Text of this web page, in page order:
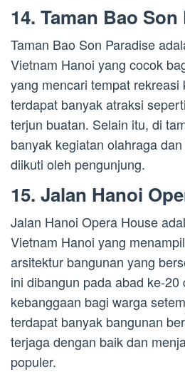
14. Taman Bao
Taman Bao Son Paradise
Vietnam Hanoi yang cocok
yang mencari tempat
terdapat banyak atraksi
terjun buatan. Selain itu, di
banyak kegiatan olahraga
diikuti oleh pengunjung.
15. Jalan Hanoi
Jalan Hanoi Opera House
Vietnam Hanoi yang
arsitektur bangunan yang
ini dibangun pada abad ke-
kebanggaan bagi warga
terdapat banyak bangunan
terjaga dengan baik dan
populer.